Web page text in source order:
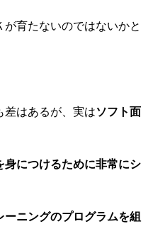
育たないのではないかと
差はあるが、実はソフト面
身につけるために非常にシ
ニングのプログラムを組